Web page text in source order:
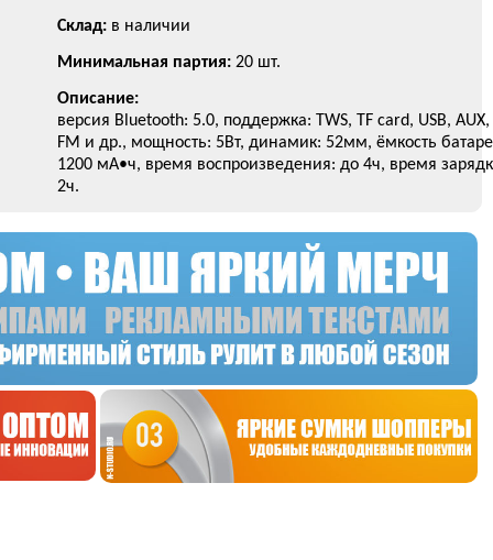
Склад: в наличии
Минимальная партия: 20 шт.
Описание:
версия Bluetooth: 5.0, поддержка: TWS, TF card, USB, AUX,
FM и др., мощность: 5Вт, динамик: 52мм, ёмкость
1200 мА•ч, время воспроизведения: до 4ч, время
2ч.